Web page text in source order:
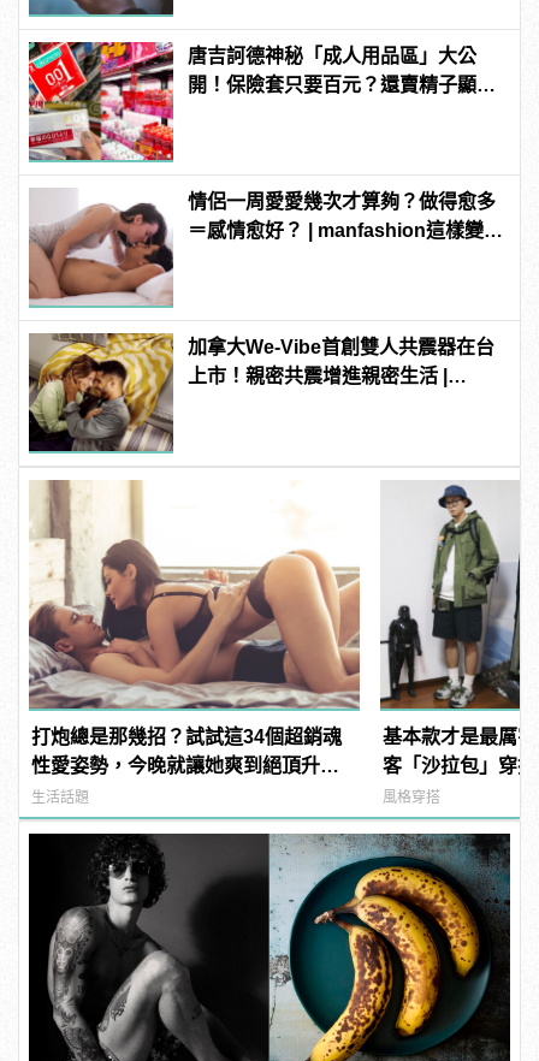
唐吉訶德神秘「成人用品區」大公
開！保險套只要百元？還賣精子顯微
情侶一周愛愛幾次才算夠？做得愈多
＝感情愈好？ | manfashion這樣變型
加拿大We-Vibe首創雙人共震器在台
上市！親密共震增進親密生活 |
打炮總是那幾招？試試這34個超銷魂
性愛姿勢，今晚就讓她爽到絕頂升
天！ | manfashion這樣變型男
生活話題
基本款才是最厲
客「沙拉包」穿
變出千百種樣貌！
風格穿搭